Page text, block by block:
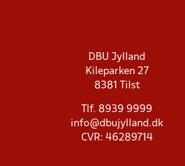
DBU Jylland
Kileparken 27
8381 Tilst
Tlf. 8939 9999
info@dbujylland.dk
CVR: 46289714